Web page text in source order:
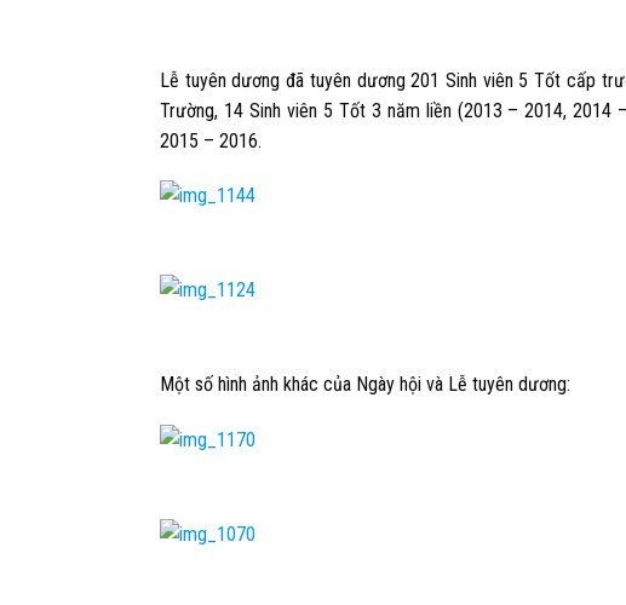
Lễ tuyên dương đã tuyên dương 201 Sinh viên 5 Tốt cấp
Trường, 14 Sinh viên 5 Tốt 3 năm liền (2013 – 2014, 2014
2015 – 2016.
Một số hình ảnh khác của Ngày hội và Lễ tuyên dương: